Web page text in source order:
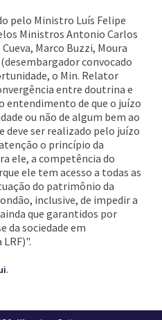
pelo Ministro Luís Felipe
Ministros Antonio Carlos
Marco Buzzi, Moura
convocado
o Min. Relator
entre doutrina e
entendimento de que o juízo
ou não de algum bem ao
deve ser realizado pelo juízo
o princípio da
ele, a competência do
ele tem acesso a todas as
do patrimônio da
inclusive, de impedir a
que garantidos por
da sociedade em
.